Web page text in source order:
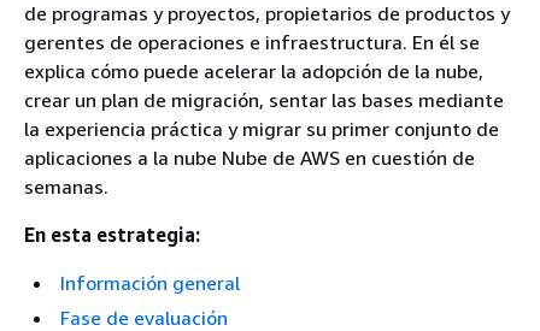
de programas y proyectos, propietarios de productos y
gerentes de operaciones e infraestructura. En él se
explica cómo puede acelerar la adopción de la nube,
crear un plan de migración, sentar las bases mediante
la experiencia práctica y migrar su primer conjunto de
aplicaciones a la nube Nube de AWS en cuestión de
semanas.
En esta estrategia:
Información general
Fase de evaluación